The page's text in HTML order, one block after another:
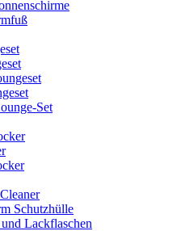
Set
Schutzhülle
Lackflaschen